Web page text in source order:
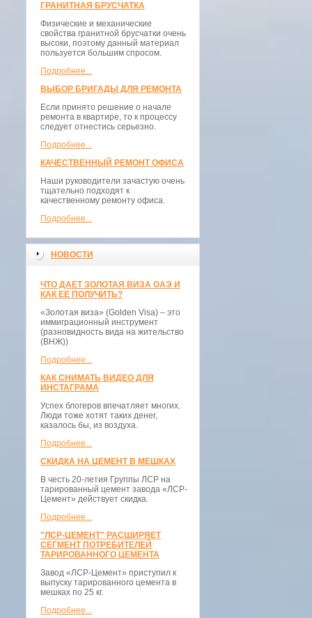
ГРАНИТНАЯ БРУСЧАТКА
Физические и механические
свойства гранитной брусчатки очень
высоки, поэтому данный материал
пользуется большим спросом.
Подробнее...
ВЫБОР БРИГАДЫ ДЛЯ РЕМОНТА
Если принято решение о начале
ремонта в квартире, то к процессу
следует отнестись серьезно.
Подробнее...
КАЧЕСТВЕННЫЙ РЕМОНТ ОФИСА
Наши руководители зачастую очень
тщательно подходят к
качественному ремонту офиса.
Подробнее...
НОВОСТИ
ЧТО ДАЕТ ЗОЛОТАЯ ВИЗА ОАЭ И
КАК ЕЕ ПОЛУЧИТЬ?
«Золотая виза» (Golden Visa) – это
иммиграционный инструмент
(разновидность вида на жительство
(ВНЖ))
Подробнее...
КАК СНИМАТЬ ВИДЕО ДЛЯ
ИНСТАГРАМА
Успех блогеров впечатляет многих.
Люди тоже хотят таких денег,
казалось бы, из воздуха.
Подробнее...
СКИДКА НА ЦЕМЕНТ В МЕШКАХ
В честь 20-летия Группы ЛСР на
тарированный цемент завода «ЛСР-
Цемент» действует скидка.
Подробнее...
"ЛСР-ЦЕМЕНТ" РАСШИРЯЕТ
СЕГМЕНТ ПОТРЕБИТЕЛЕЙ
ТАРИРОВАННОГО ЦЕМЕНТА
Завод «ЛСР-Цемент» приступил к
выпуску тарированного цемента в
мешках по 25 кг.
Подробнее...